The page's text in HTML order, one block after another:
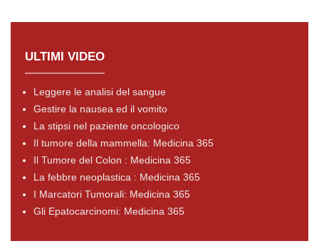
ULTIMI VIDEO
Leggere le analisi del sangue
Gestire la nausea ed il vomito
La stipsi nel paziente oncologico
Il tumore della mammella: Medicina 365
Il Tumore del Colon : Medicina 365
La febbre neoplastica : Medicina 365
I Marcatori Tumorali: Medicina 365
Gli Epatocarcinomi: Medicina 365